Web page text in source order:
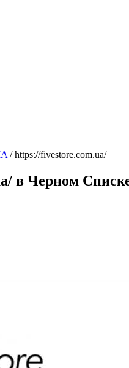
/https://fivestore.com.ua/
в Черном